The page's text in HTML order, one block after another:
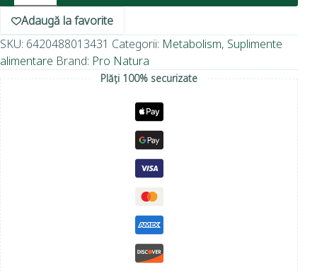
Adaugă la favorite
SKU: 6420488013431 Categorii: Metabolism, Suplimente
alimentare Brand: Pro Natura
Plăți 100% securizate